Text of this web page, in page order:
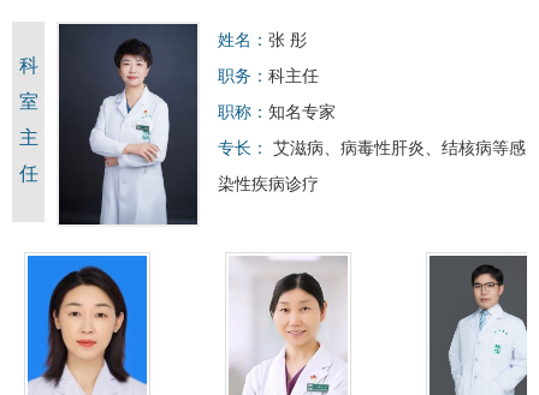
科
室
主
任
姓名： 张 彤
职务： 科主任
职称： 知名专家
专长：
艾滋病 病毒性肝炎 、结核病等感
染性疾病诊疗